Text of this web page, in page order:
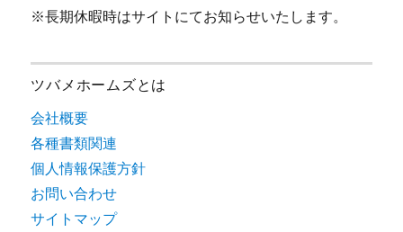
※長期休暇時はサイトにてお知らせいたします。
ツバメホームズとは
会社概要
各種書類関連
個人情報保護方針
お問い合わせ
サイトマップ